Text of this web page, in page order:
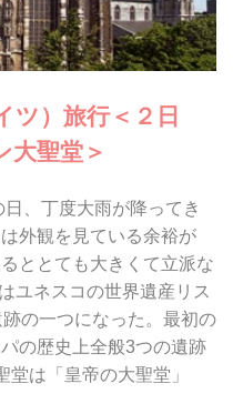
ツ）旅行＜２日
大聖堂＞
、丁度大雨が降ってき
外観を見ている余裕が
ととても大きくて立派な
ユネスコの世界遺産リス
の一つになった。最初の
の歴史上全般3つの遺跡
堂は「皇帝の大聖堂」